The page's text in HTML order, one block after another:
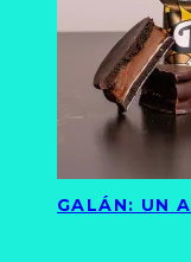
GALÁN: UN